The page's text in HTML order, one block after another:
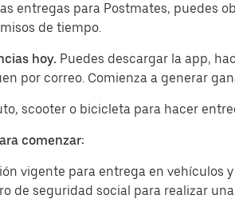
entregas para Postmates, puedes
de tiempo.
hoy. Puedes descargar la app,
por correo. Comienza a generar
scooter o bicicleta para hacer
comenzar:
vigente para entrega en vehículos
de seguridad social para realizar